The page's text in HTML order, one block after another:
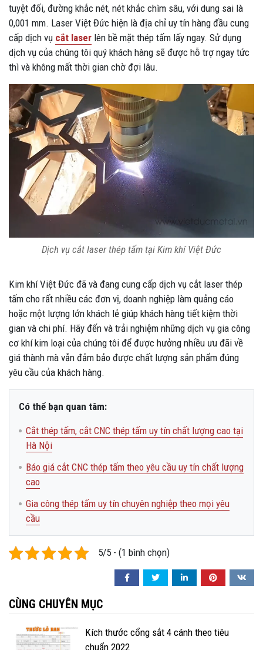
tuyệt đối, đường khắc nét, nét khắc chìm sâu, với dung sai là
0,001 mm. Laser Việt Đức hiện là địa chỉ uy tín hàng đầu cung
cấp dịch vụ cắt laser lên bề mặt thép tấm lấy ngay. Sử dụng
dịch vụ của chúng tôi quý khách hàng sẽ được hỗ trợ ngay tức
thì và không mất thời gian chờ đợi lâu.
Dịch vụ cắt laser thép tấm tại Kim khí Việt Đức
Kim khí Việt Đức đã và đang cung cấp dịch vụ cắt laser thép
tấm cho rất nhiều các đơn vị, doanh nghiệp làm quảng cáo
hoặc một lượng lớn khách lẻ giúp khách hàng tiết kiệm thời
gian và chi phí. Hãy đến và trải nghiệm những dịch vụ gia công
cơ khí kim loại của chúng tôi để được hưởng nhiều ưu đãi về
giá thành mà vẫn đảm bảo được chất lượng sản phẩm đúng
yêu cầu của khách hàng.
Có thể bạn quan tâm:
Cắt thép tấm, cắt CNC thép tấm uy tín chất lượng cao tại
Hà Nội
Báo giá cắt CNC thép tấm theo yêu cầu uy tín chất lượng
cao
Gia công thép tấm uy tín chuyên nghiệp theo mọi yêu
cầu
5/5 - (1 bình chọn)
CÙNG CHUYÊN MỤC
Kích thước cổng sắt 4 cánh theo tiêu
chuẩn 2022